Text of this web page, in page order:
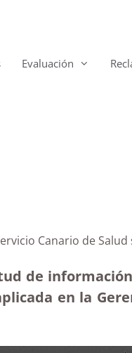
Evaluación
Canario de
de
en la